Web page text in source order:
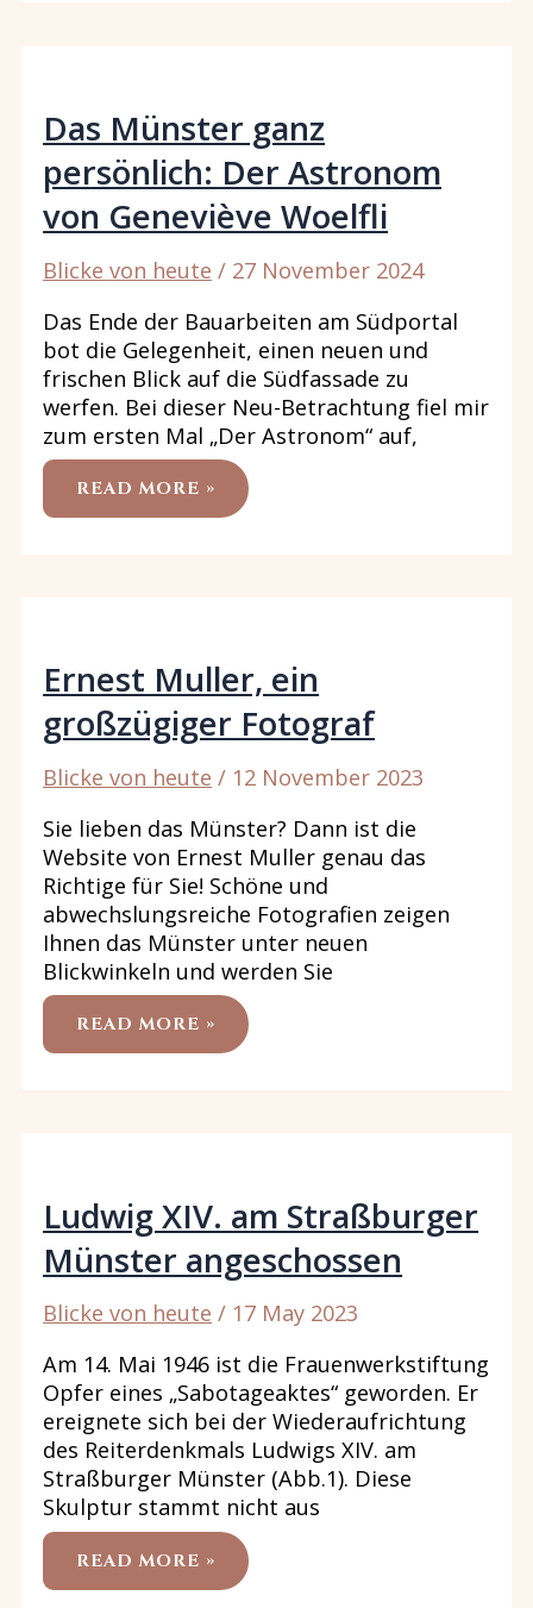
Das Münster ganz
persönlich: Der Astronom
von Geneviève Woelfli
Blicke von heute / 27 November 2024
Das Ende der Bauarbeiten am Südportal
bot die Gelegenheit, einen neuen und
frischen Blick auf die Südfassade zu
werfen. Bei dieser Neu-Betrachtung fiel mir
zum ersten Mal „Der Astronom“ auf,
DAS
MÜNSTER
READ MORE »
Ernest Muller, ein
großzügiger Fotograf
Blicke von heute / 12 November 2023
Sie lieben das Münster? Dann ist die
Website von Ernest Muller genau das
Richtige für Sie! Schöne und
abwechslungsreiche Fotografien zeigen
Ihnen das Münster unter neuen
Blickwinkeln und werden Sie
ERNEST
MULLER,
READ MORE »
Ludwig XIV. am Straßburger
Münster angeschossen
Blicke von heute / 17 May 2023
Am 14. Mai 1946 ist die Frauenwerkstiftung
Opfer eines „Sabotageaktes“ geworden. Er
ereignete sich bei der Wiederaufrichtung
des Reiterdenkmals Ludwigs XIV. am
Straßburger Münster (Abb.1). Diese
Skulptur stammt nicht aus
LUDWIG
XIV.
READ MORE »